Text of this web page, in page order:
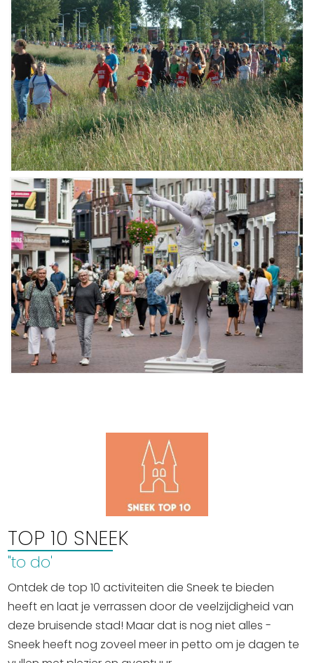
TOP 10 SNEEK
"to do'
Ontdek de top 10 activiteiten die Sneek te bieden
heeft en laat je verrassen door de veelzijdigheid van
deze bruisende stad! Maar dat is nog niet alles -
Sneek heeft nog zoveel meer in petto om je dagen te